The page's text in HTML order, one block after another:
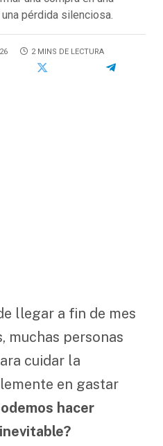
pérdida silenciosa.
2 MINS DE LECTURA
llegar a fin de mes
muchas personas
cuidar la
en gastar
hacer